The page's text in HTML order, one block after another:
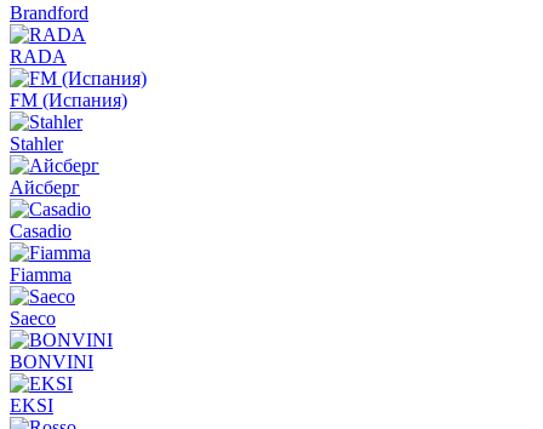
Brandford
RADA
FM (Испания)
Stahler
Айсберг
Casadio
Fiamma
Saeco
BONVINI
EKSI